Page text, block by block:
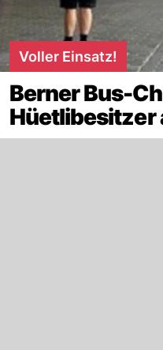
Voller Einsatz!
Berner Bus-
Hüetlibesitzer